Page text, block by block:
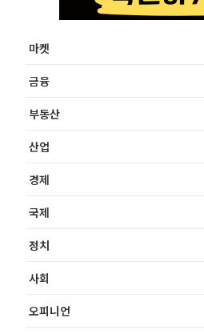
마켓
금융
부동산
산업
경제
국제
정치
사회
오피니언